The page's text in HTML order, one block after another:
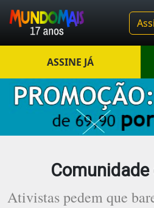
ASSINE JÁ
Ativistas pedem que